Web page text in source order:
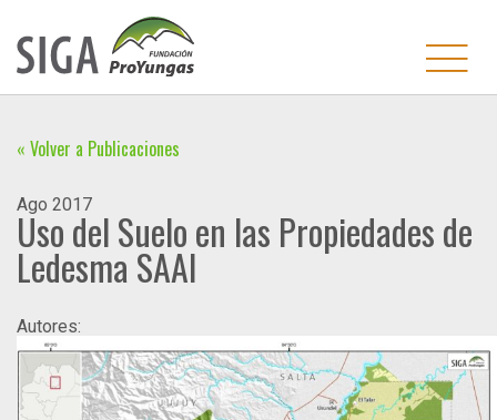
« Volver a Publicaciones
Ago 2017
Uso del Suelo en las Propiedades de
Ledesma SAAI
Autores: